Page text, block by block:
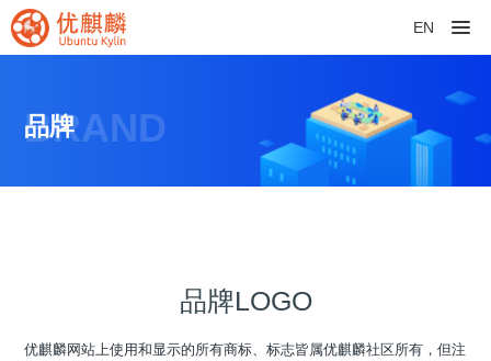
EN
BRAND
品牌
品牌LOGO
优麒麟网站上使用和显示的所有商标、标志皆属优麒麟社区所有，但注